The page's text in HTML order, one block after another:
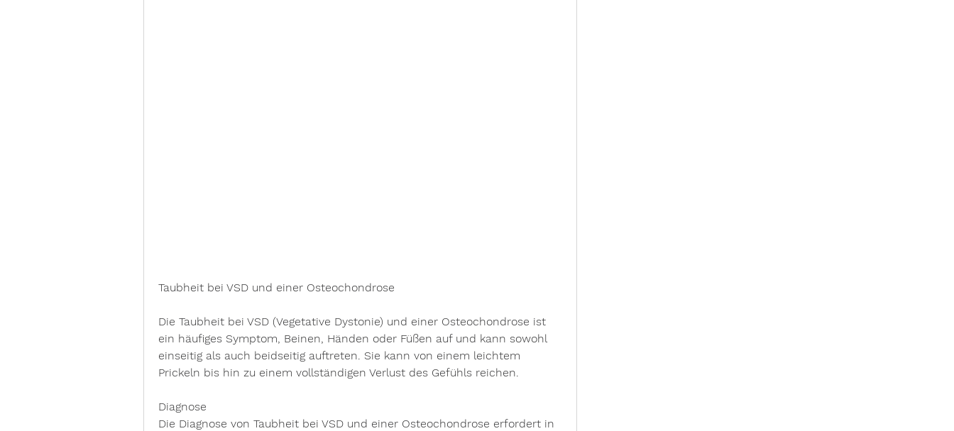
Taubheit bei VSD und einer Osteochondrose
Die Taubheit bei VSD (Vegetative Dystonie) und einer Osteochondrose ist
ein häufiges Symptom, Beinen, Händen oder Füßen auf und kann sowohl
einseitig als auch beidseitig auftreten. Sie kann von einem leichtem
Prickeln bis hin zu einem vollständigen Verlust des Gefühls reichen.
Diagnose
Die Diagnose von Taubheit bei VSD und einer Osteochondrose erfordert in